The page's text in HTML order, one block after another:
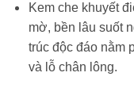
Kem che khuyết
mờ, bền lâu suốt
trúc độc đáo nằm
và lỗ chân lông.